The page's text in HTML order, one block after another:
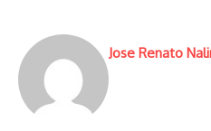
Jose Renato